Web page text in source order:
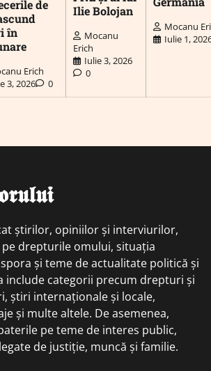
de
în
Erich
3, 2026
0
Ilie Bolojan
Mocanu
Erich
Iulie 3, 2026
0
Mocanu
Iulie 1,
știrilor, opiniilor și interviurilor,
drepturile omului, situația
și teme de actualitate politică și
include categorii precum drepturi și
știri internaționale și locale,
și multe altele. De asemenea,
pe teme de interes public,
de justiție, muncă și familie.